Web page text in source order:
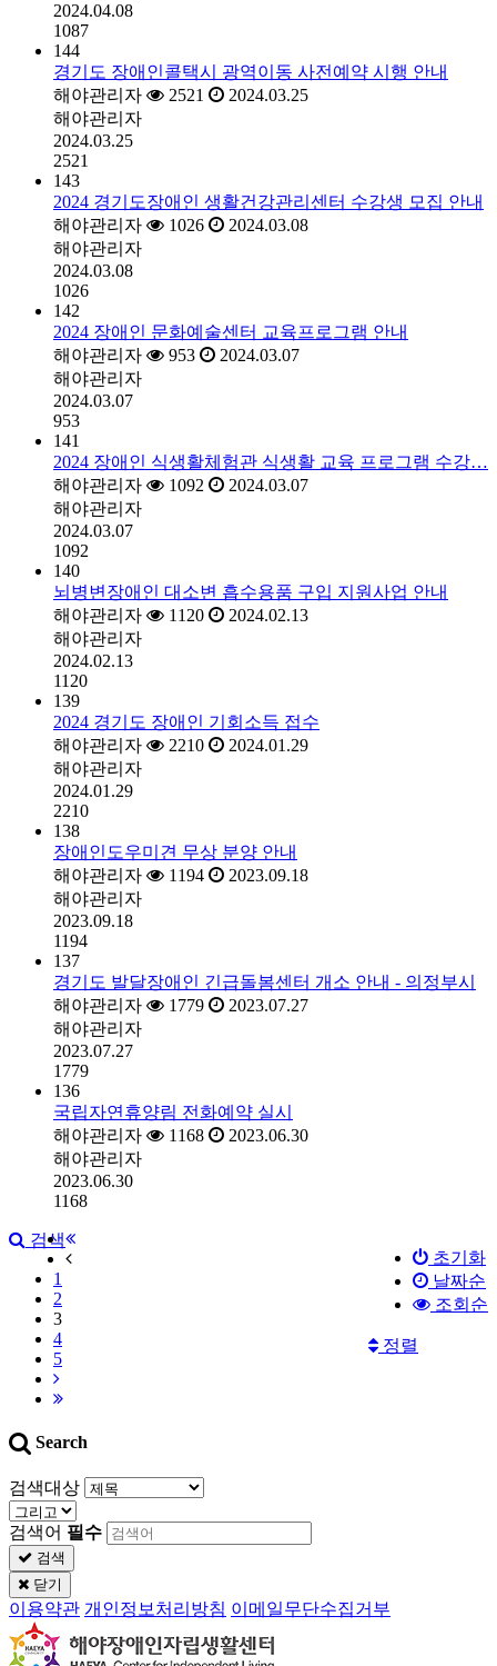
2024.04.08
1087
144
경기도 장애인콜택시 광역이동 사전예약 시행 안내
해야관리자
2521
2024.03.25
해야관리자
2024.03.25
2521
143
2024 경기도장애인 생활건강관리센터 수강생 모집 안내
해야관리자
1026
2024.03.08
해야관리자
2024.03.08
1026
142
2024 장애인 문화예술센터 교육프로그램 안내
해야관리자
953
2024.03.07
해야관리자
2024.03.07
953
141
2024 장애인 식생활체험관 식생활 교육 프로그램 수강…
해야관리자
1092
2024.03.07
해야관리자
2024.03.07
1092
140
뇌병변장애인 대소변 흡수용품 구입 지원사업 안내
해야관리자
1120
2024.02.13
해야관리자
2024.02.13
1120
139
2024 경기도 장애인 기회소득 접수
해야관리자
2210
2024.01.29
해야관리자
2024.01.29
2210
138
장애인도우미견 무상 분양 안내
해야관리자
1194
2023.09.18
해야관리자
2023.09.18
1194
137
경기도 발달장애인 긴급돌봄센터 개소 안내 - 의정부시
해야관리자
1779
2023.07.27
해야관리자
2023.07.27
1779
136
국립자연휴양림 전화예약 실시
해야관리자
1168
2023.06.30
해야관리자
2023.06.30
1168
초기화
날짜순
조회순
정렬
검색
1
2
3
4
5
Search
검색대상
검색어 필수
검색
닫기
이용약관 개인정보처리방침 이메일무단수집거부